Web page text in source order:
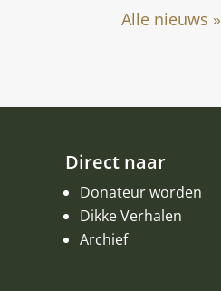
Alle nieuws »
Direct naar
Donateur worden
Dikke Verhalen
Archief